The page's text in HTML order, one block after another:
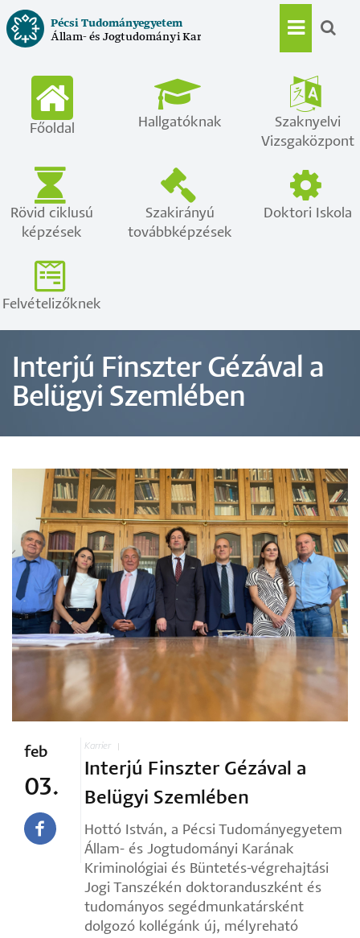
Ugrás
a
tartalomra
Pécsi Tudományegyetem
Állam- és Jogtudományi Kar
Main
Főoldal Hallgatóknak
Szaknyelvi
Vizsgaközpont
Rövid ciklusú
képzések
Szakirányú
továbbképzések
Doktori Iskola
Felvételizőknek
Interjú Finszter Gézával a
Belügyi Szemlében
feb
03.
Karrier
Interjú Finszter Gézával a
Belügyi Szemlében
Hottó István, a Pécsi Tudományegyetem
Állam- és Jogtudományi Karának
Kriminológiai és Büntetés-végrehajtási
Jogi Tanszékén doktoranduszként és
tudományos segédmunkatársként
dolgozó kollégánk új, mélyreható